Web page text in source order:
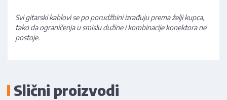
Svi gitarski kablovi se po porudžbini izrađuju prema želji kupca,
tako da ograničenja u smislu dužine i kombinacije konektora ne
postoje.
Slični proizvodi